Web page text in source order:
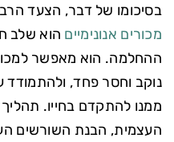
בסיכומו של דבר, הצעד הרביעי
מכורים אנונימיים הוא שלב
ההחלמה. הוא מאפשר
נוקב וחסר פחד,
ממנו להתקדם בחייו.
העצמית, הבנת השורשים